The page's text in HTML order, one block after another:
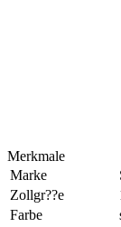
Merkmale
Marke
Zollgr??e
Farbe